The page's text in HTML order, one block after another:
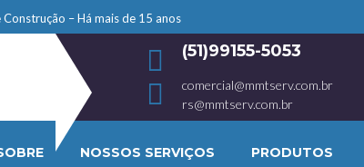
– Há mais de 15 anos
(51)99155-5053
comercial@mmtserv.com.br
rs@mmtserv.com.br
NOSSOS SERVIÇOS PRODUTOS